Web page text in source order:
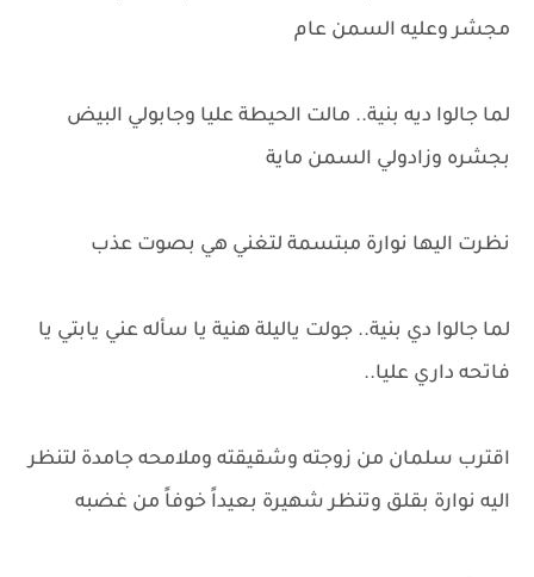
مجشر وعليه السمن عام
لما جالوا ديه بنية.. مالت الحيطة عليا وجابولي البيض
بجشره وزادولي السمن ماية
نظرت اليها نوارة مبتسمة لتغني هي بصوت عذب
لما جالوا دي بنية.. جولت ياليلة هنية يا سأله عني يابتي يا
فاتحه داري عليا..
اقترب سلمان من زوجته وشقيقته وملامحه جامدة لتنظر
اليه نوارة بقلق وتنظر شهيرة بعيداً خوفاً من غضبه